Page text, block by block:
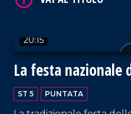
20:15
La festa nazionale
ST 5 PUNTATA
VAI AL TITOLO